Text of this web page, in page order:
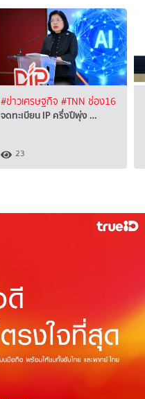
#ข่าวเศรษฐกิจ #TNN ช่อง16
จดทะเบียน IP ครึ่งปีพุ่ง …
23